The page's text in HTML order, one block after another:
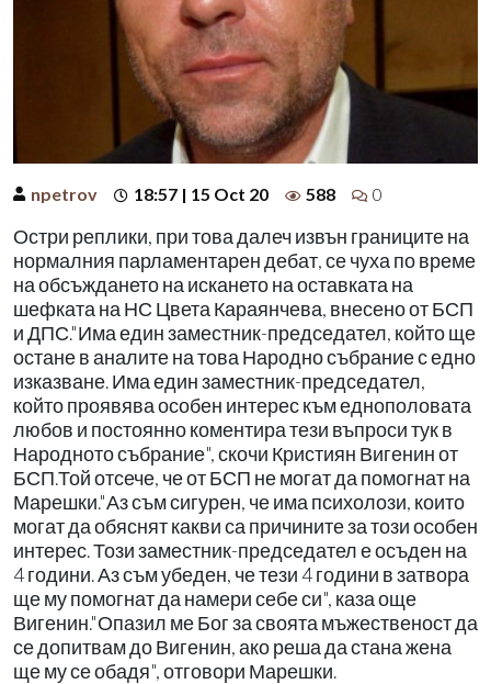
npetrov 18:57 | 15 Oct 20 588 0
Остри реплики, при това далеч извън границите на
нормалния парламентарен дебат, се чуха по време
на обсъждането на искането на оставката на
шефката на НС Цвета Караянчева, внесено от БСП
и ДПС."Има един заместник-председател, който ще
остане в аналите на това Народно събрание с едно
изказване. Има един заместник-председател,
който проявява особен интерес към еднополовата
любов и постоянно коментира тези въпроси тук в
Народното събрание", скочи Кристиян Вигенин от
БСП.Той отсече, че от БСП не могат да помогнат на
Марешки."Аз съм сигурен, че има психолози, които
могат да обяснят какви са причините за този особен
интерес. Този заместник-председател е осъден на
4 години. Аз съм убеден, че тези 4 години в затвора
ще му помогнат да намери себе си", каза още
Вигенин."Опазил ме Бог за своята мъжественост да
се допитвам до Вигенин, ако реша да стана жена
ще му се обадя", отговори Марешки.